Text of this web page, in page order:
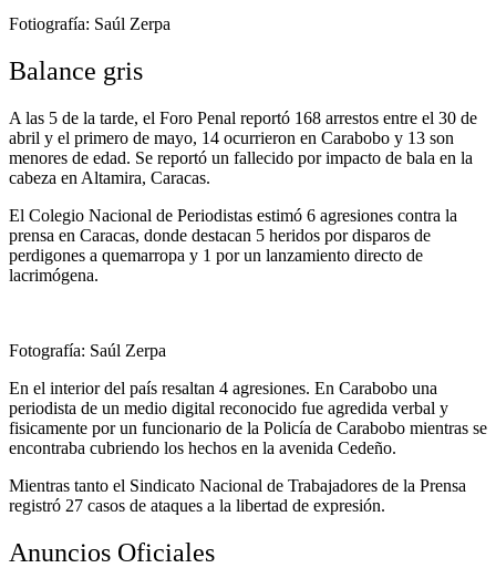
Fotiografía: Saúl Zerpa
Balance gris
A las 5 de la tarde, el Foro Penal reportó 168 arrestos entre el 30 de
abril y el primero de mayo, 14 ocurrieron en Carabobo y 13 son
menores de edad. Se reportó un fallecido por impacto de bala en la
cabeza en Altamira, Caracas.
El Colegio Nacional de Periodistas estimó 6 agresiones contra la
prensa en Caracas, donde destacan 5 heridos por disparos de
perdigones a quemarropa y 1 por un lanzamiento directo de
lacrimógena.
Fotografía: Saúl Zerpa
En el interior del país resaltan 4 agresiones. En Carabobo una
periodista de un medio digital reconocido fue agredida verbal y
fisicamente por un funcionario de la Policía de Carabobo mientras se
encontraba cubriendo los hechos en la avenida Cedeño.
Mientras tanto el Sindicato Nacional de Trabajadores de la Prensa
registró 27 casos de ataques a la libertad de expresión.
Anuncios Oficiales